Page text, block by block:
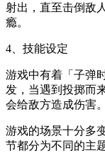
射出，直至击倒敌
瘾。
4、技能设定
游戏中有着「子弹
发，当遇到投掷而
会给敌方造成伤害。
游戏的场景十分多
节都分为不同的主